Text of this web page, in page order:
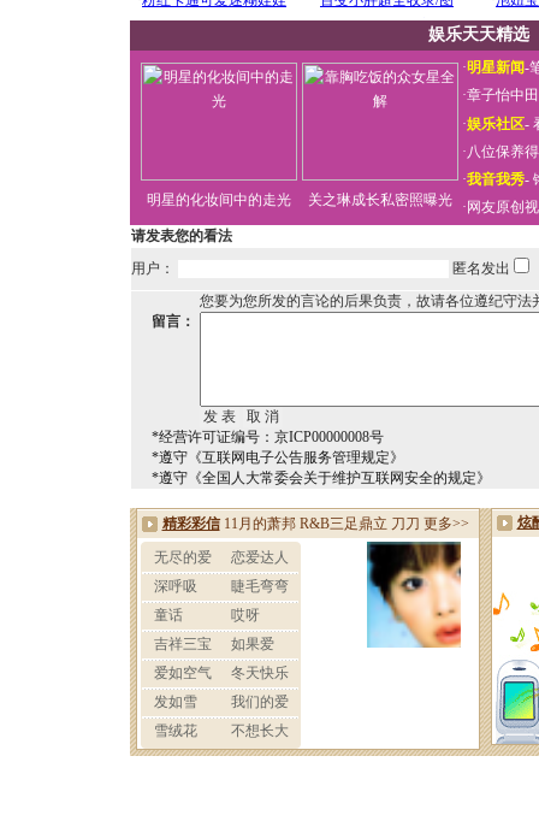
娱乐天天精选
明星的化妆间中的走光 关之琳成长私密照曝光
·明星新闻-
·章子怡中
·娱乐社区-
·八位保养
·我音我秀-
· 网友原创
请发表您的看法
用户：
匿名发出
您要为您所发的言论的后果负责，故请各位遵纪守法
留言：
*经营许可证编号：京ICP00000008号
*遵守《互联网电子公告服务管理规定》
*遵守《全国人大常委会关于维护互联网安全的规定》